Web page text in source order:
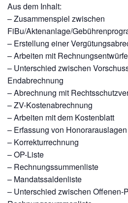
Aus dem Inhalt:
– Zusammenspiel zwischen
FiBu/Aktenanlage/
– Erstellung einer
– Arbeiten mit
– Unterschied zwischen
Endabrechnung
– Abrechnung mit
– ZV-Kostenabrechnung
– Arbeiten mit dem Kostenblatt
– Erfassung von Honorarauslagen
– Korrekturrechnung
– OP-Liste
– Rechnungssummenliste
– Mandatssaldenliste
– Unterschied zwischen Offenen-